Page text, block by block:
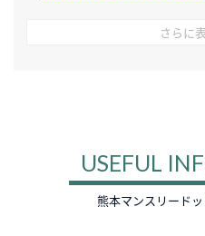
さらに
USEFUL
熊本マンスリード